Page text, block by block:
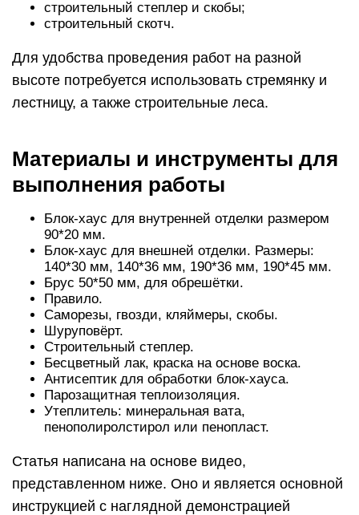
строительный степлер и скобы;
строительный скотч.
Для удобства проведения работ на разной
высоте потребуется использовать стремянку и
лестницу, а также строительные леса.
Материалы и инструменты для
выполнения работы
Блок-хаус для внутренней отделки размером
90*20 мм.
Блок-хаус для внешней отделки. Размеры:
140*30 мм, 140*36 мм, 190*36 мм, 190*45 мм.
Брус 50*50 мм, для обрешётки.
Правило.
Саморезы, гвозди, кляймеры, скобы.
Шуруповёрт.
Строительный степлер.
Бесцветный лак, краска на основе воска.
Антисептик для обработки блок-хауса.
Парозащитная теплоизоляция.
Утеплитель: минеральная вата,
пенополиролстирол или пенопласт.
Статья написана на основе видео,
представленном ниже. Оно и является основной
инструкцией с наглядной демонстрацией